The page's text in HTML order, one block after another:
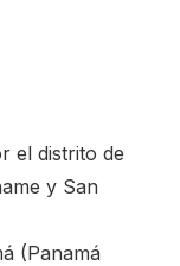
el distrito de
y San
(Panamá